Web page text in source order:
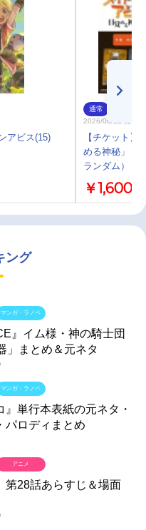
アビス(15)
通常
2026/06/12 発売
【チケット】
める神秘」 ム
ランダム）
￥1,600
ング
』イム様・神の騎士団
」まとめ＆元ネタ
マンガ・ラノベ
』単行本表紙の元ネタ・
パロディまとめ
マンガ・ラノベ
第28話あらすじ＆場面
アニメ